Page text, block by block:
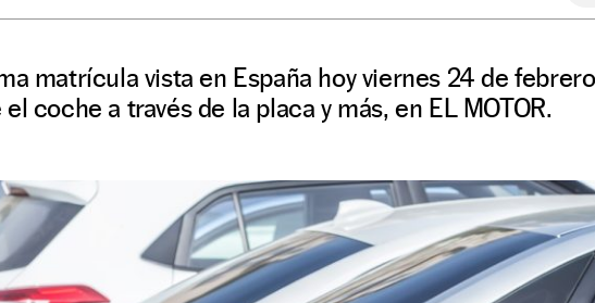
matrícula vista en España hoy viernes 24 de
coche a través de la placa y más, en EL MOTOR.